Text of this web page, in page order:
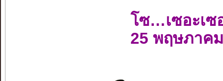
โซ…เซอะเซ
25 พฤษภาค